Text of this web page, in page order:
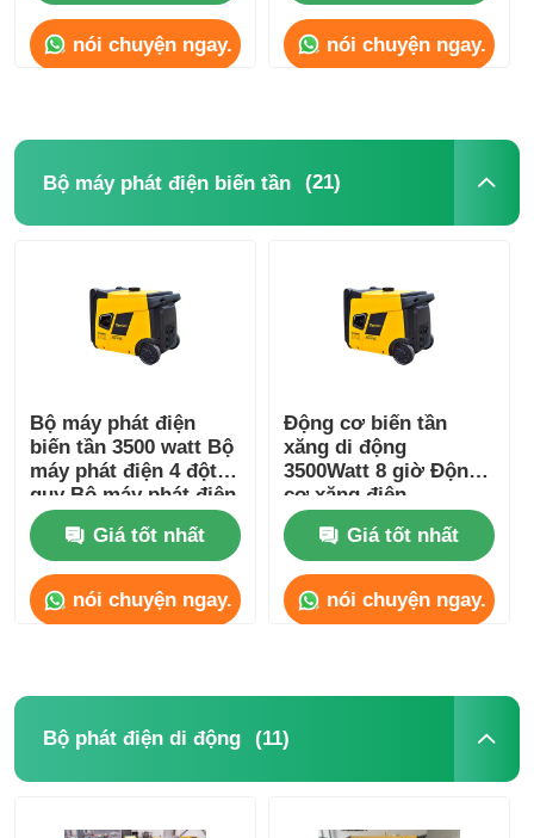
nói chuyện ngay. nói chuyện ngay.
Bộ máy phát điện biến tần (21)
Bộ máy phát điện
biến tần 3500 watt Bộ
máy phát điện 4 đột
quỵ Bộ máy phát điện
OHV
Giá tốt nhất
nói chuyện ngay.
Động cơ biến tần
xăng di động
3500Watt 8 giờ Động
cơ xăng điện
Giá tốt nhất
nói chuyện ngay.
Bộ phát điện di động (11)